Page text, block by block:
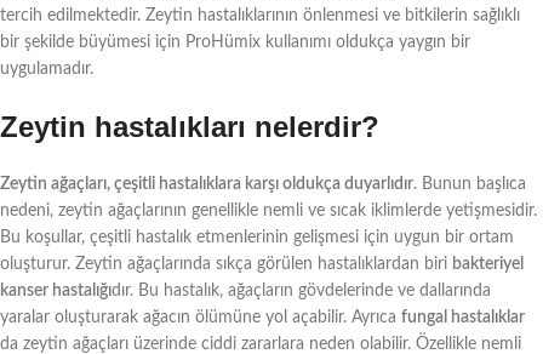
tercih edilmektedir. Zeytin hastalıklarının önlenmesi ve bitkilerin sağlıklı
bir şekilde büyümesi için ProHümix kullanımı oldukça yaygın bir
uygulamadır.
Zeytin hastalıkları nelerdir?
Zeytin ağaçları, çeşitli hastalıklara karşı oldukça duyarlıdır. Bunun başlıca
nedeni, zeytin ağaçlarının genellikle nemli ve sıcak iklimlerde yetişmesidir.
Bu koşullar, çeşitli hastalık etmenlerinin gelişmesi için uygun bir ortam
oluşturur. Zeytin ağaçlarında sıkça görülen hastalıklardan biri bakteriyel
kanser hastalığıdır. Bu hastalık, ağaçların gövdelerinde ve dallarında
yaralar oluşturarak ağacın ölümüne yol açabilir. Ayrıca fungal hastalıklar
da zeytin ağaçları üzerinde ciddi zararlara neden olabilir. Özellikle nemli